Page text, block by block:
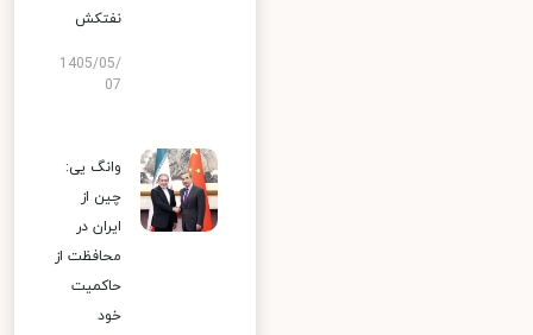
نفتکش
1405/05/
07
وانگ یی:
چین از
ایران در
محافظت از
حاکمیت
خود